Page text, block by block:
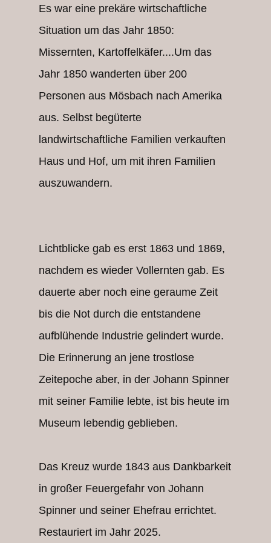
Es war eine prekäre wirtschaftliche
Situation um das Jahr 1850:
Missernten, Kartoffelkäfer....Um das
Jahr 1850 wanderten über 200
Personen aus Mösbach nach Amerika
aus. Selbst begüterte
landwirtschaftliche Familien verkauften
Haus und Hof, um mit ihren Familien
auszuwandern.
Lichtblicke gab es erst 1863 und 1869,
nachdem es wieder Vollernten gab. Es
dauerte aber noch eine geraume Zeit
bis die Not durch die entstandene
aufblühende Industrie gelindert wurde.
Die Erinnerung an jene trostlose
Zeitepoche aber, in der Johann Spinner
mit ​​seiner Familie lebte, ist bis heute im
Museum lebendig geblieben.
Das Kreuz wurde 1843 aus Dankbarkeit
in großer Feuergefahr von Johann
Spinner und seiner Ehefrau errichtet.
Restauriert im Jahr 2025.